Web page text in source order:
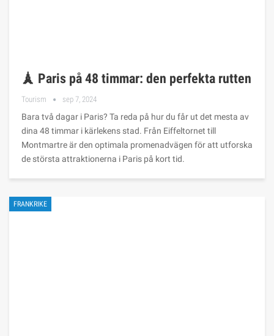
🗼 Paris på 48 timmar: den perfekta rutten
Tourism sep 7, 2024
Bara två dagar i Paris? Ta reda på hur du får ut det mesta av
dina 48 timmar i kärlekens stad. Från Eiffeltornet till
Montmartre är den optimala promenadvägen för att utforska
de största attraktionerna i Paris på kort tid.
FRANKRIKE